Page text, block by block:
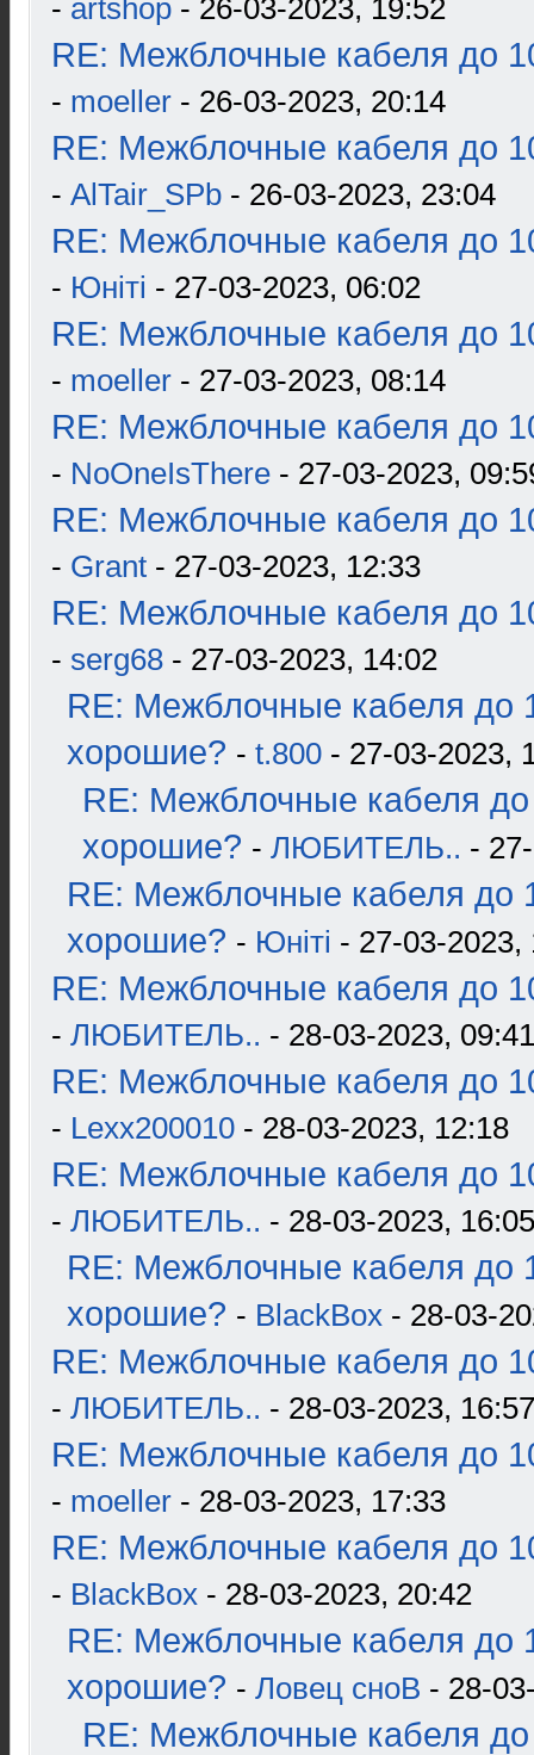
- artshop - 26-03-2023, 19:52
RE: Межблочные кабеля до
- moeller - 26-03-2023, 20:14
RE: Межблочные кабеля до
- AlTair_SPb - 26-03-2023, 23:04
RE: Межблочные кабеля до
- Юнiтi - 27-03-2023, 06:02
RE: Межблочные кабеля до
- moeller - 27-03-2023, 08:14
RE: Межблочные кабеля до
- NoOneIsThere - 27-03-2023,
RE: Межблочные кабеля до
- Grant - 27-03-2023, 12:33
RE: Межблочные кабеля до
- serg68 - 27-03-2023, 14:02
RE: Межблочные кабеля до
хорошие? - t.800 - 27-03-2023,
RE: Межблочные кабеля до
хорошие? - ЛЮБИТЕЛЬ.. -
RE: Межблочные кабеля до
хорошие? - Юнiтi - 27-03-2023,
RE: Межблочные кабеля до
- ЛЮБИТЕЛЬ.. - 28-03-2023, 09:41
RE: Межблочные кабеля до
- Lexx200010 - 28-03-2023, 12:18
RE: Межблочные кабеля до
- ЛЮБИТЕЛЬ.. - 28-03-2023, 16:05
RE: Межблочные кабеля до
хорошие? - BlackBox - 28-03-
RE: Межблочные кабеля до
- ЛЮБИТЕЛЬ.. - 28-03-2023, 16:57
RE: Межблочные кабеля до
- moeller - 28-03-2023, 17:33
RE: Межблочные кабеля до
- BlackBox - 28-03-2023, 20:42
RE: Межблочные кабеля до
хорошие? - Ловец сноВ - 28-
RE: Межблочные кабеля до